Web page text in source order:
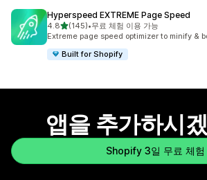
Hyperspeed EXTREME Page Speed
4.8별 5개 중
(145)
총 리뷰 145개
•무료 체험 이용 가능
Extreme page speed optimizer to minify &
Built for Shopify
앱을 추가하시
Shopify 3일 무료 체험